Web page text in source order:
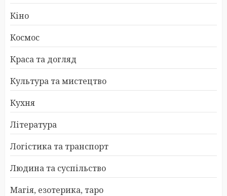
Кіно
Космос
Краса та догляд
Культура та мистецтво
Кухня
Література
Логістика та транспорт
Людина та суспільство
Магія, езотерика, таро